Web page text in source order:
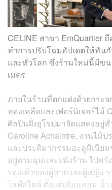
CELINE สาขา EmQuartier
ทำการปรับโฉมอัปเดตให้ทัน
และทั่วโลก ซึ่งร้านใหม่นี้มีข
เมตร
ภายในร้านที่ตกแต่งด้วยกระ
ทองเหลือและเฟอร์นิเจอร์ไม้
ศิลปินฝั่งยุโรปมาจัดแสดงอยู่
Caroline Achaintre, งานไม้
และประติมากรรมอะลูมิเนียม
อยู่ตามมุมและผนังร้าน ไปพร้
รองเท้าของผู้ชายและผู้หญิง
ไลฟ์สไตล์ ตั้งแต่เทียนหอม น้